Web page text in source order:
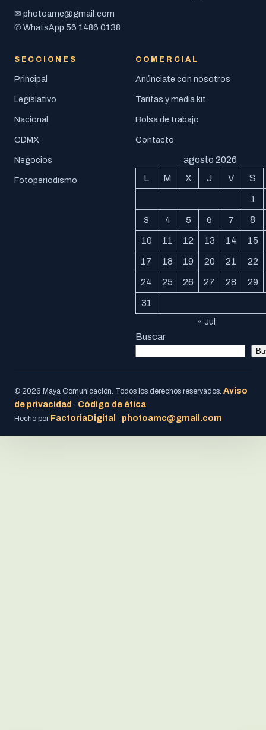
✉ photoamc@gmail.com
✆ WhatsApp 56 1486 0138
SECCIONES
Principal
Legislativo
Nacional
CDMX
Negocios
Fotoperiodismo
COMERCIAL
Anúnciate con nosotros
Tarifas y media kit
Bolsa de trabajo
Contacto
agosto 2026
L
M X J V S
1
3 4 5 6 7 8
10 11 12 13 14 15
17 18 19 20 21 22
24 25 26 27 28 29
31
« Jul
Buscar
© 2026 Maya Comunicación. Todos los derechos reservados. Aviso
de privacidad · Código de ética
Hecho por FactoriaDigital · photoamc@gmail.com